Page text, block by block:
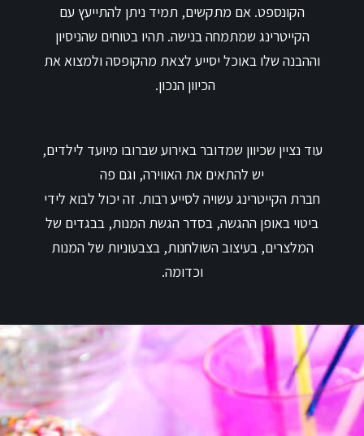
הקונספט. אם מתקשים, תמיד ניתן להתייעץ עם
הקייטרינג שמתמחה בנישה. תהיו בטוחים שהניסיון
וההבנה שלו באוכל יסייע לצאת מהקופסה ולמצוא את
הכיוון הנכון.
עוד נציין שכיוון שמדובר באירוע שברובו מיועד לילדים,
יש להתאים את האווירה, וגם פה
חברת הקייטרינג עשויה לסייע רבות. זה יכול לבוא לידי
ביטוי באופן ההגשה, בסדר הגשת המנות, בבגדים של
המלצרים, בעיצוב השולחנות, בצבעוניות של המנות
וכדומה.